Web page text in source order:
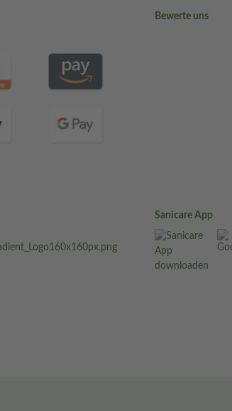
Bewerte uns
Sanicare App